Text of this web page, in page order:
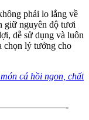
phải lo lắng về
giữ nguyên độ tươi
dễ sử dụng và luôn
chọn lý tưởng cho
cá hồi ngon, chất